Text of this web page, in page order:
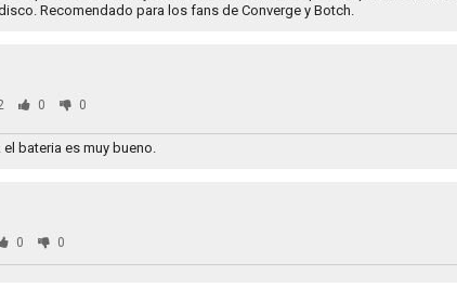
Recomendado para los fans de Converge y Botch.
0 0
bateria es muy bueno.
0 0